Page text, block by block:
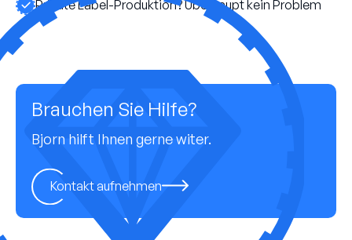
Brauchen Sie Hilfe?
Bjorn hilft Ihnen gerne witer.
Kontakt aufnehmen
Private Label-Produktion? Überhaupt kein Problem